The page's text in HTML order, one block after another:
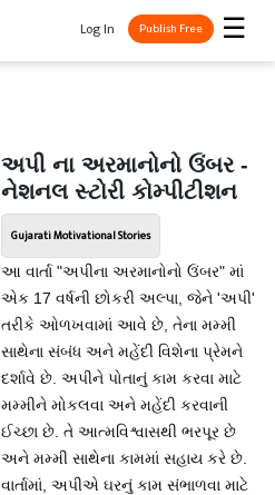
☰
Log In Publish Free
અપી ના અરમાનોનો ઉંબર -
નેશનલ સ્ટોરી કોમ્પીટીશન
Gujarati Motivational Stories
આ વાર્તા "અપીના અરમાનોનો ઉંબર" માં
એક 17 વર્ષની છોકરી અલ્પા, જેને 'અપી'
તરીકે ઓળખવામાં આવે છે, તેના મમ્મી
સાથેના સંબંધ અને મહેંદી વિશેના પ્રેમને
દર્શાવે છે. અપીને પોતાનું કામ કરવા માટે
મમ્મીને મોકલવા અને મહેંદી કરવાની
ઈચ્છા છે. તે આત્મવિશ્વાસથી ભરપૂર છે
અને મમ્મી સાથેના કામમાં સહાય કરે છે.
વાર્તામાં, અપીએ ઘરનું કામ સંભાળવા માટે